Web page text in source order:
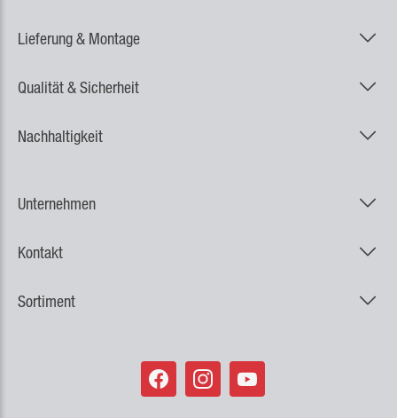
Lieferung & Montage
Qualität & Sicherheit
Nachhaltigkeit
Unternehmen
Kontakt
Sortiment